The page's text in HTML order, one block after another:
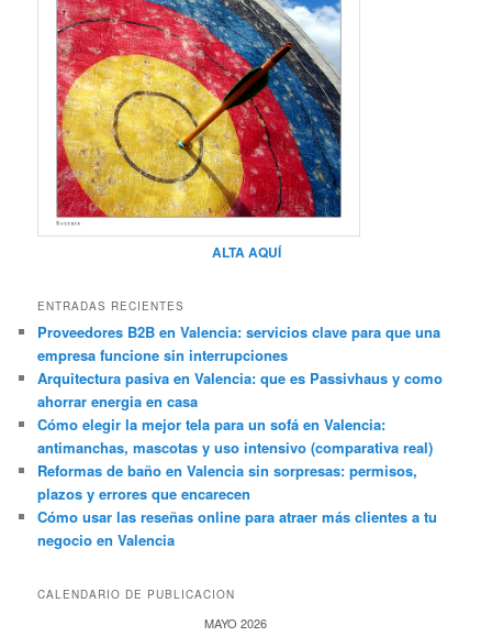
ALTA AQUÍ
ENTRADAS RECIENTES
Proveedores B2B en Valencia: servicios clave para que una
empresa funcione sin interrupciones
Arquitectura pasiva en Valencia: que es Passivhaus y como
ahorrar energia en casa
Cómo elegir la mejor tela para un sofá en Valencia:
antimanchas, mascotas y uso intensivo (comparativa real)
Reformas de baño en Valencia sin sorpresas: permisos,
plazos y errores que encarecen
Cómo usar las reseñas online para atraer más clientes a tu
negocio en Valencia
CALENDARIO DE PUBLICACION
MAYO 2026